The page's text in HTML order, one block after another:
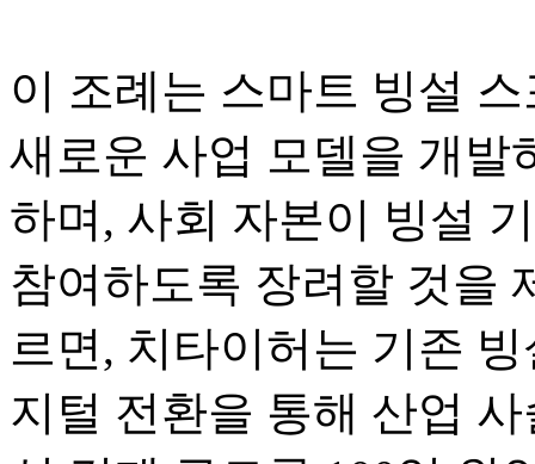
이 조례는 스마트 빙설
새로운 사업 모델을 개발
하며, 사회 자본이 빙설
참여하도록 장려할 것을
르면, 치타이허는 기존
지털 전환을 통해 산업